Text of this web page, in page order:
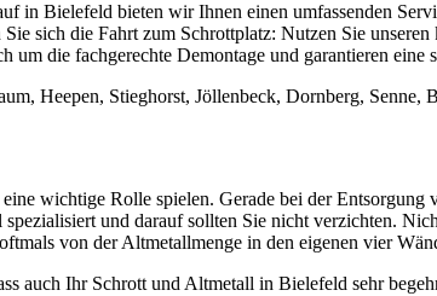
in Bielefeld bieten wir Ihnen einen umfassenden
sich die Fahrt zum Schrottplatz: Nutzen Sie
die fachgerechte Demontage und garantieren
Heepen, Stieghorst, Jöllenbeck, Dornberg, Senne,
wichtige Rolle spielen. Gerade bei der
und darauf sollten Sie nicht verzichten.
von der Altmetallmenge in den eigenen vier
auch Ihr Schrott und Altmetall in Bielefeld sehr